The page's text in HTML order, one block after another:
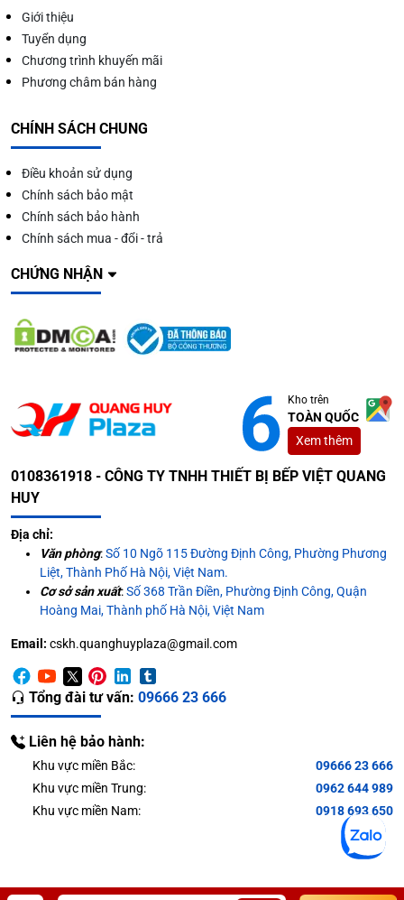
Giới thiệu
Tuyển dụng
Chương trình khuyến mãi
Phương châm bán hàng
CHÍNH SÁCH CHUNG
Điều khoản sử dụng
Chính sách bảo mật
Chính sách bảo hành
Chính sách mua - đổi - trả
CHỨNG NHẬN
Kho trên
TOÀN QUỐC
Xem thêm
0108361918 - CÔNG TY TNHH THIẾT BỊ BẾP VIỆT QUANG
HUY
Địa chỉ:
Văn phòng:Số 10 Ngõ 115 Đường Định Công, Phường Phương
Liệt, Thành Phố Hà Nội, Việt Nam.
Cơ sở sản xuất:Số 368 Trần Điền, Phường Định Công, Quận
Hoàng Mai, Thành phố Hà Nội, Việt Nam
Email: cskh.quanghuyplaza@gmail.com
Tổng đài tư vấn: 09666 23 666
Liên hệ bảo hành:
Khu vực miền Bắc:
09666 23 666
Khu vực miền Trung:
0962 644 989
Khu vực miền Nam:
0918 693 650